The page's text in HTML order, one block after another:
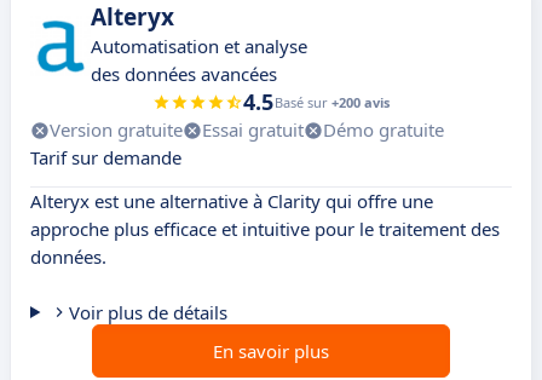
Alteryx
Automatisation et analyse
des données avancées
4.5Basé sur +200 avis
Version gratuite Essai gratuit
Démo gratuite
Tarif sur demande
Alteryx est une alternative à Clarity qui offre une
approche plus efficace et intuitive pour le traitement des
données.
Voir plus de détails
En savoir plus